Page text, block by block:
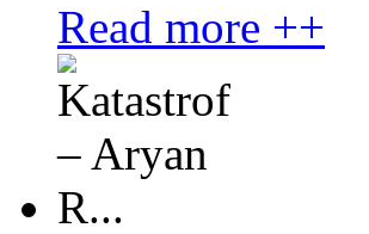
Read more ++